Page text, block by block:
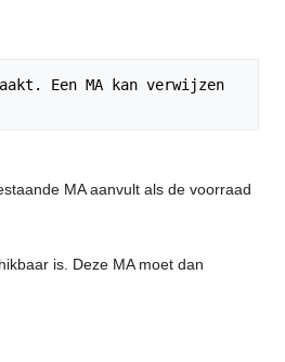
Een MA kan verwijzen
MA aanvult als de voorraad
is. Deze MA moet dan